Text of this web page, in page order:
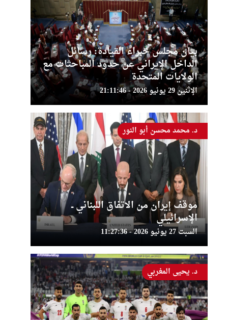
بيان مجلس خبراء القيادة: رسائل
الداخل الإيراني عن حدود المباحثات مع
الولايات المتحدة
الإثنين 29 يونيو 2026 - 21:11:46
موقف إيران من الاتفاق اللبناني ــ
الإسرائيلي
السبت 27 يونيو 2026 - 11:27:36
د. محمد محسن أبو النور
د. يحيى المغربي